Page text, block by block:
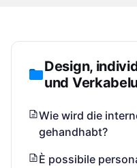
Design,
und
Wie wird die
gehandhabt?
È possibile